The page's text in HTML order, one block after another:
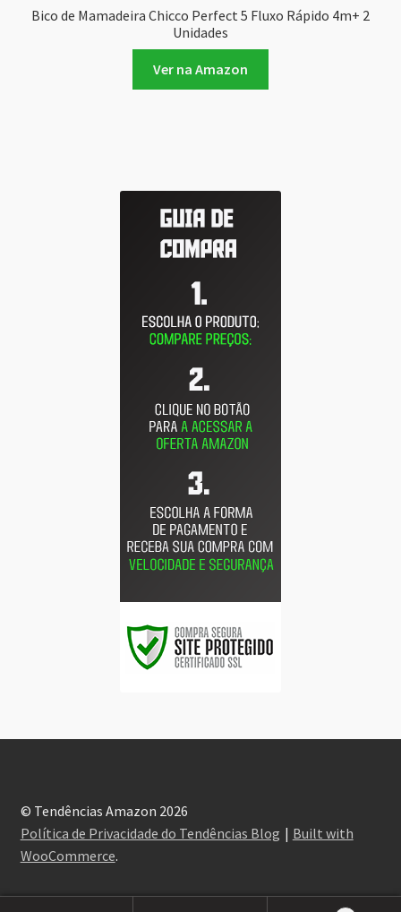
Bico de Mamadeira Chicco Perfect 5 Fluxo Rápido 4m+ 2
Unidades
Ver na Amazon
© Tendências Amazon 2026
Política de Privacidade do Tendências Blog
Built with
WooCommerce.